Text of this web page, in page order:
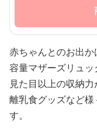
赤ちゃんとのお出
容量マザーズリュッ
見た目以上の収納
離乳食グッズなど
す。